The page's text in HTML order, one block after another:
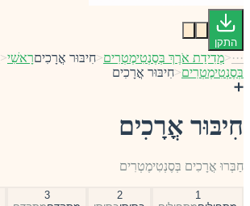
התקן
···
<מְדִידַת אֹרֶךְ בְּסֶנְטִימֶטְרִים<חִיבּוּר אֳרָכִיםרָאשִׁי<
בְּסֶנְטִימֶטְרִים<חִיבּוּר אֳרָכִים
➕
חִיבּוּר אֳרָכִים
חַבְּרוּ אֳרָכִים בְּסֶנְטִימֶטְרִים
1
2
3